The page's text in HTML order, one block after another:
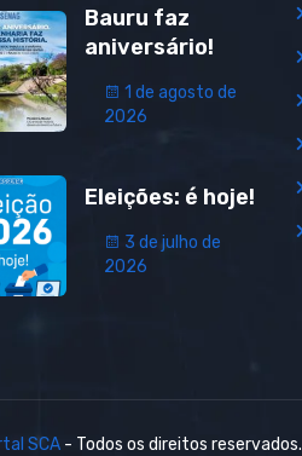
Bauru faz
aniversário!
1 de agosto de
2026
Eleições: é hoje!
3 de julho de
2026
SCA - Todos os direitos reservados.